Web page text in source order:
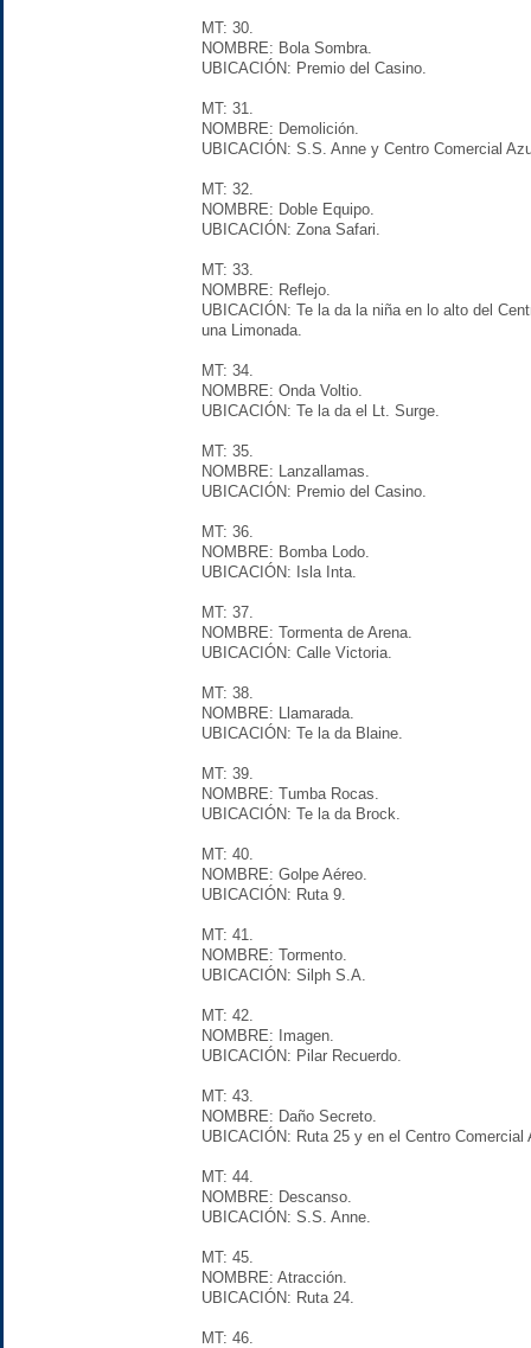
MT: 30.
NOMBRE: Bola Sombra.
UBICACIÓN: Premio del Casino.
MT: 31.
NOMBRE: Demolición.
UBICACIÓN: S.S. Anne y Centro Comercial
MT: 32.
NOMBRE: Doble Equipo.
UBICACIÓN: Zona Safari.
MT: 33.
NOMBRE: Reflejo.
UBICACIÓN: Te la da la niña en lo alto del
una Limonada.
MT: 34.
NOMBRE: Onda Voltio.
UBICACIÓN: Te la da el Lt. Surge.
MT: 35.
NOMBRE: Lanzallamas.
UBICACIÓN: Premio del Casino.
MT: 36.
NOMBRE: Bomba Lodo.
UBICACIÓN: Isla Inta.
MT: 37.
NOMBRE: Tormenta de Arena.
UBICACIÓN: Calle Victoria.
MT: 38.
NOMBRE: Llamarada.
UBICACIÓN: Te la da Blaine.
MT: 39.
NOMBRE: Tumba Rocas.
UBICACIÓN: Te la da Brock.
MT: 40.
NOMBRE: Golpe Aéreo.
UBICACIÓN: Ruta 9.
MT: 41.
NOMBRE: Tormento.
UBICACIÓN: Silph S.A.
MT: 42.
NOMBRE: Imagen.
UBICACIÓN: Pilar Recuerdo.
MT: 43.
NOMBRE: Daño Secreto.
UBICACIÓN: Ruta 25 y en el Centro Comercial
MT: 44.
NOMBRE: Descanso.
UBICACIÓN: S.S. Anne.
MT: 45.
NOMBRE: Atracción.
UBICACIÓN: Ruta 24.
MT: 46.